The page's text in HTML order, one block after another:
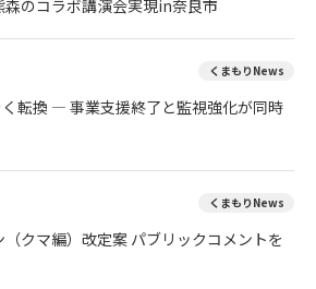
のコラボ講演会実現in奈良市
くまもりNews
転換 ― 事業支援終了と監視強化が同時
くまもりNews
クマ編）改定案 パブリックコメントを